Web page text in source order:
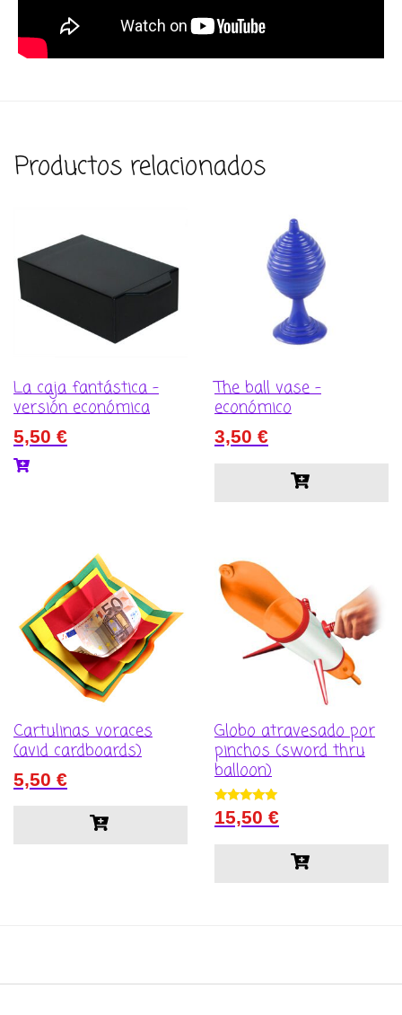
Productos relacionados
La caja fantástica –
versión económica
5,50 €
The ball vase –
económico
3,50 €
Cartulinas voraces
(avid cardboards)
5,50 €
Globo atravesado por
pinchos (sword thru
balloon)
Valorado con
5.00
15,50 €